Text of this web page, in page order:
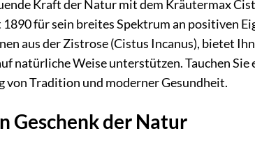
Kraft der Natur mit dem Kräutermax
für sein breites Spektrum an positiven
aus der Zistrose (Cistus Incanus), bietet
natürliche Weise unterstützen. Tauchen
von Tradition und moderner Gesundheit.
Geschenk der Natur